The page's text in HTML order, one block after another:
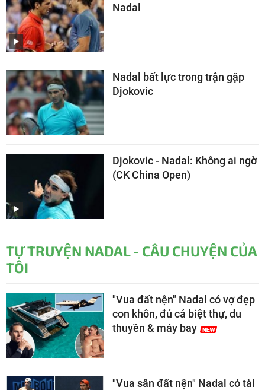
Nadal
Nadal bất lực trong trận gặp
Djokovic
Djokovic - Nadal: Không ai ngờ
(CK China Open)
TỰ TRUYỆN NADAL - CÂU CHUYỆN CỦA
TÔI
"Vua đất nện" Nadal có vợ đẹp
con khôn, đủ cả biệt thự, du
thuyền & máy bay
"Vua sân đất nện" Nadal có tài